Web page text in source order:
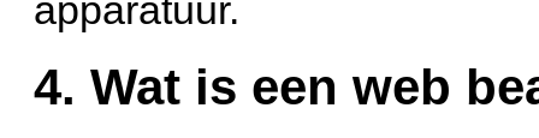
apparatuur.
4. Wat is een web